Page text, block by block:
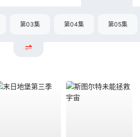
第03集 第04集 第05集